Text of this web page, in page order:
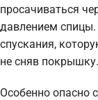
просачиваться
давлением спицы.
спускания,
не сняв покрышку.
Особенно опасно